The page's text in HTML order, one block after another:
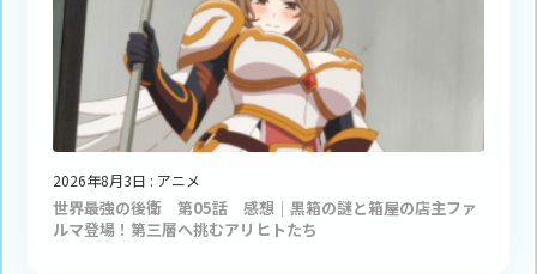
2026年8月3日 : アニメ
世界最強の後衛 第05話 感想｜黒箱の謎と箱屋の店主ファ
ルマ登場！第三層へ挑むアリヒトたち